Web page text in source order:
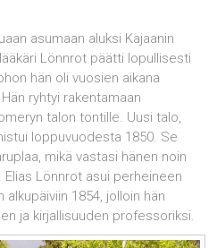
asumaan aluksi Kajaanin
Lönnrot päätti lopullisesti
hän oli vuosien aikana
ryhtyi rakentamaan
talon tontille. Uusi talo,
loppuvuodesta 1850. Se
mikä vastasi hänen noin
Lönnrot asui perheineen
1854, jolloin hän
ja kirjallisuuden pro­fessoriksi.